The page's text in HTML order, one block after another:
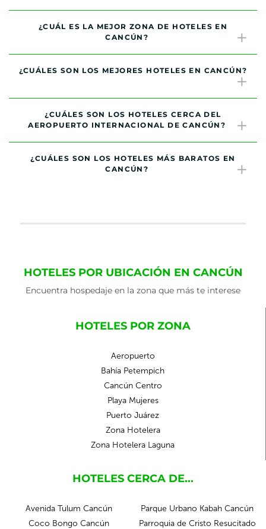
¿CUÁL ES LA MEJOR ZONA DE HOTELES EN
CANCÚN?
¿CUÁLES SON LOS MEJORES HOTELES EN CANCÚN?
¿CUÁLES SON LOS HOTELES CERCA DEL
AEROPUERTO INTERNACIONAL DE CANCÚN?
¿CUÁLES SON LOS HOTELES MÁS BARATOS EN
CANCÚN?
HOTELES POR UBICACIÓN EN CANCÚN
Encuentra hospedaje en la zona que más te interese
HOTELES POR ZONA
Aeropuerto
Bahía Petempich
Cancún Centro
Playa Mujeres
Puerto Juárez
Zona Hotelera
Zona Hotelera Laguna
HOTELES CERCA DE...
Avenida Tulum Cancún
Coco Bongo Cancún
Parque Urbano Kabah Cancún
Parroquia de Cristo Resucitado